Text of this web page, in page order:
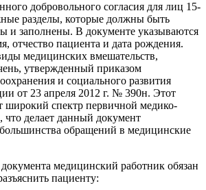
добровольного согласия для лиц 15-
разделы, которые должны быть
и заполнены. В документе указываются
отчество пациента и дата рождения.
медицинских вмешательств,
утвержденный приказом
и социального развития
от 23 апреля 2012 г. № 390н. Этот
широкий спектр первичной медико-
делает данный документ
обращений в медицинские
медицинский работник обязан
пациенту: